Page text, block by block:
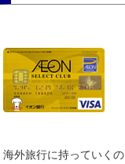
海外旅行に持っていく